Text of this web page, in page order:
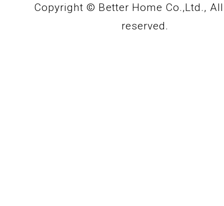
Copyright © Better Home Co.,Ltd.,
reserved.